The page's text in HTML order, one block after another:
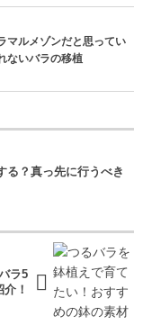
マルメゾンだと思ってい
ないバラの移植
る？真っ先に行うべき
ラ5
！